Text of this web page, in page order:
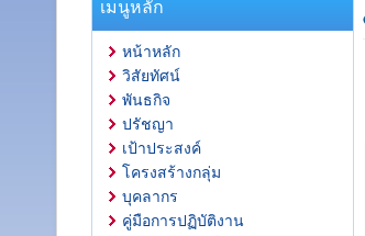
เมนูหลัก
หน้าหลัก
วิสัยทัศน์
พันธกิจ
ปรัชญา
เป้าประสงค์
โครงสร้างกลุ่ม
บุคลากร
คู่มือการปฏิบัติงาน